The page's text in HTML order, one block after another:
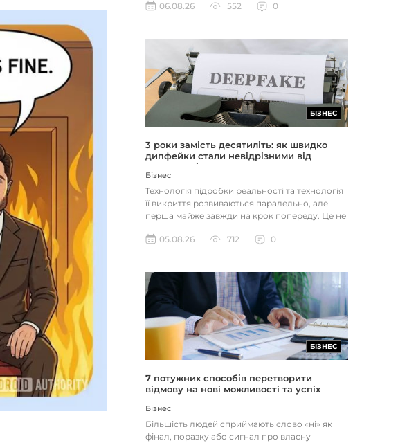
06.08.26
552 0
БІЗНЕС
3 роки замість десятиліть: як швидко
дипфейки стали невідрізними від
реальності
Бізнес
Технологія підробки реальності та технологія
її викриття розвиваються паралельно, але
перша майже завжди на крок попереду. Це не
05.08.26
712 0
БІЗНЕС
7 потужних способів перетворити
відмову на нові можливості та успіх
Бізнес
Більшість людей сприймають слово «ні» як
фінал, поразку або сигнал про власну